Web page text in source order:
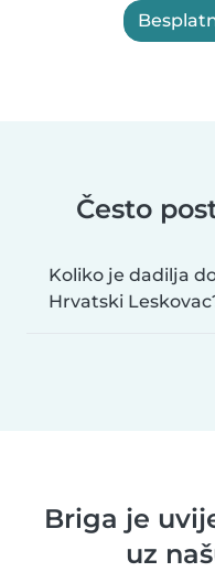
Često
Koliko je dadilja
Hrvatski
Briga je
uz